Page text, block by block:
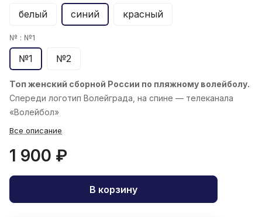
белый синий красный
№ : №1
№1 №2
Топ женский сборной России по пляжному волейболу.
Спереди логотип Волейграда, на спине — телеканала
«Волейбол»
Все описание
1 900 ₽
В корзину